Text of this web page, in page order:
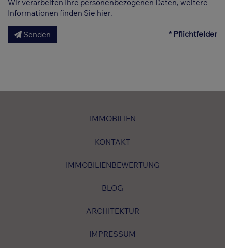
Wir verarbeiten Ihre personenbezogenen Daten, weitere
Informationen finden Sie hier.
Senden * Pflichtfelder
IMMOBILIEN
KONTAKT
IMMOBILIENBEWERTUNG
BLOG
ARCHITEKTUR
IMPRESSUM